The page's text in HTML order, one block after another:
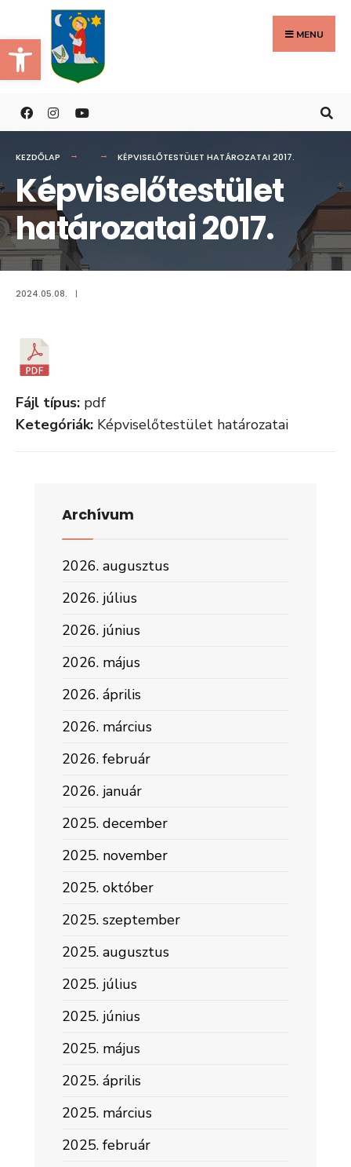
Eszköztár megnyitása
to
content
MENU
KEZDŐLAP KÉPVISELŐTESTÜLET HATÁROZATAI 2017.
Képviselőtestület
határozatai 2017.
2024.05.08. |
Fájl típus: pdf
Ketegóriák: Képviselőtestület határozatai
Archívum
2026. augusztus
2026. július
2026. június
2026. május
2026. április
2026. március
2026. február
2026. január
2025. december
2025. november
2025. október
2025. szeptember
2025. augusztus
2025. július
2025. június
2025. május
2025. április
2025. március
2025. február
Search